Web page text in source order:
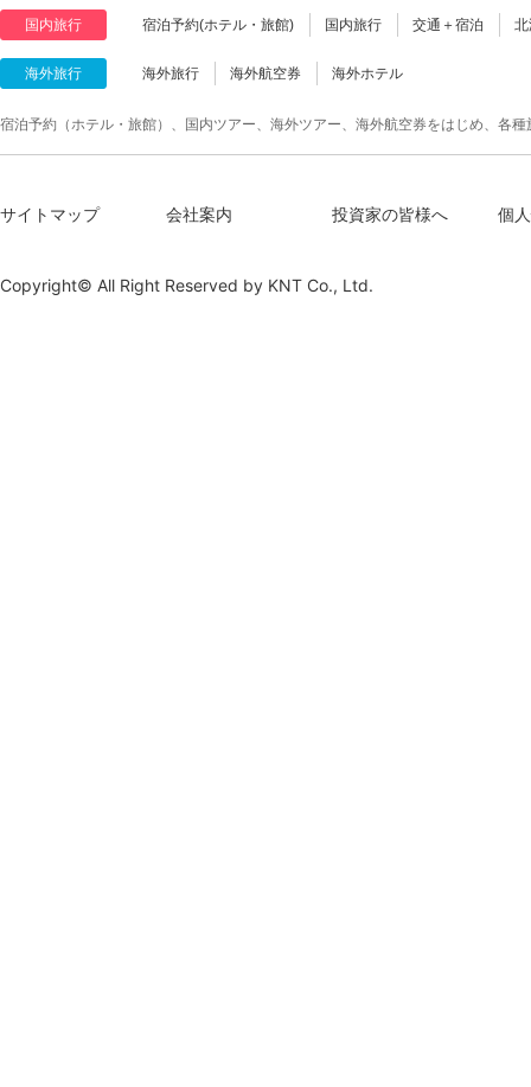
国内旅行 宿泊予約(ホテル・旅館) 国内旅行 交通＋宿泊
海外旅行 海外旅行 海外航空券 海外ホテル
宿泊予約（ホテル・旅館）、国内ツアー、海外ツアー、海外航空券をはじめ、各
サイトマップ 会社案内 投資家の皆様へ 個
Copyright© All Right Reserved by KNT Co., Ltd.